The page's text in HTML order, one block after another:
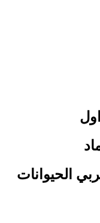
الحيوانات